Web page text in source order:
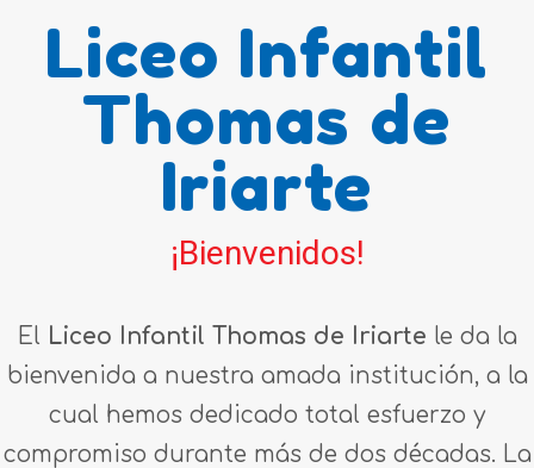
Liceo Infantil
Thomas de
Iriarte
¡Bienvenidos!
El Liceo Infantil Thomas de Iriarte le da la
bienvenida a nuestra amada institución, a la
cual hemos dedicado total esfuerzo y
compromiso durante más de dos décadas. La